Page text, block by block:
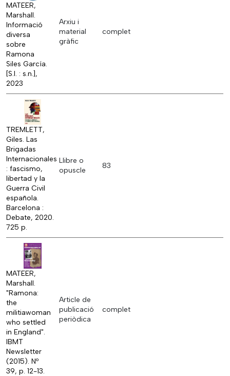
MATEER,
Marshall.
Informació
diversa
sobre
Ramona
Siles García.
[S.l. : s.n.],
2023
Arxiu i
material
gràfic
complet
TREMLETT,
Giles. Las
Brigadas
Internacionales
: fascismo,
libertad y la
Guerra Civil
española.
Barcelona :
Debate, 2020.
725 p.
Llibre o
opuscle
83
MATEER,
Marshall.
"Ramona:
the
militiawoman
who settled
in England".
IBMT
Newsletter
(2015). Nº
39, p. 12-13.
Article de
publicació
periòdica
complet